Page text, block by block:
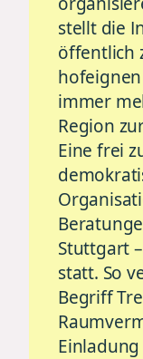
stellt die
öffentlich
immer
Region
Eine frei
Stuttgart
statt. So
Begriff